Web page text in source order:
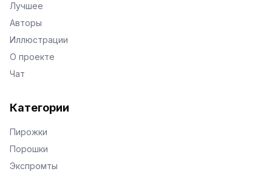
Лучшее
Авторы
Иллюстрации
О проекте
Чат
Категории
Пирожки
Порошки
Экспромты